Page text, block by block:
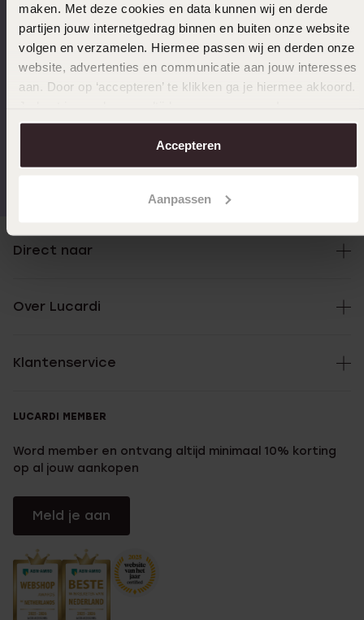
maken. Met deze cookies en data kunnen wij en derde
partijen jouw internetgedrag binnen en buiten onze website
volgen en verzamelen. Hiermee passen wij en derden onze
website, advertenties en communicatie aan jouw interesses
aan. Door op ‘accepteren’ te klikken ga je hiermee akkoord.
over in onscookiebeleid.
Accepteren
Aanpassen
Op werkdagen voor 17:00
besteld, morgen in huis
14 dagen retourneren
Direct naar
Over Lucardi
Klantenservice
LUCARDI MEMBER
Word member en ontvang altijd minimaal 10% korting
op al jouw aankopen
Meld je aan